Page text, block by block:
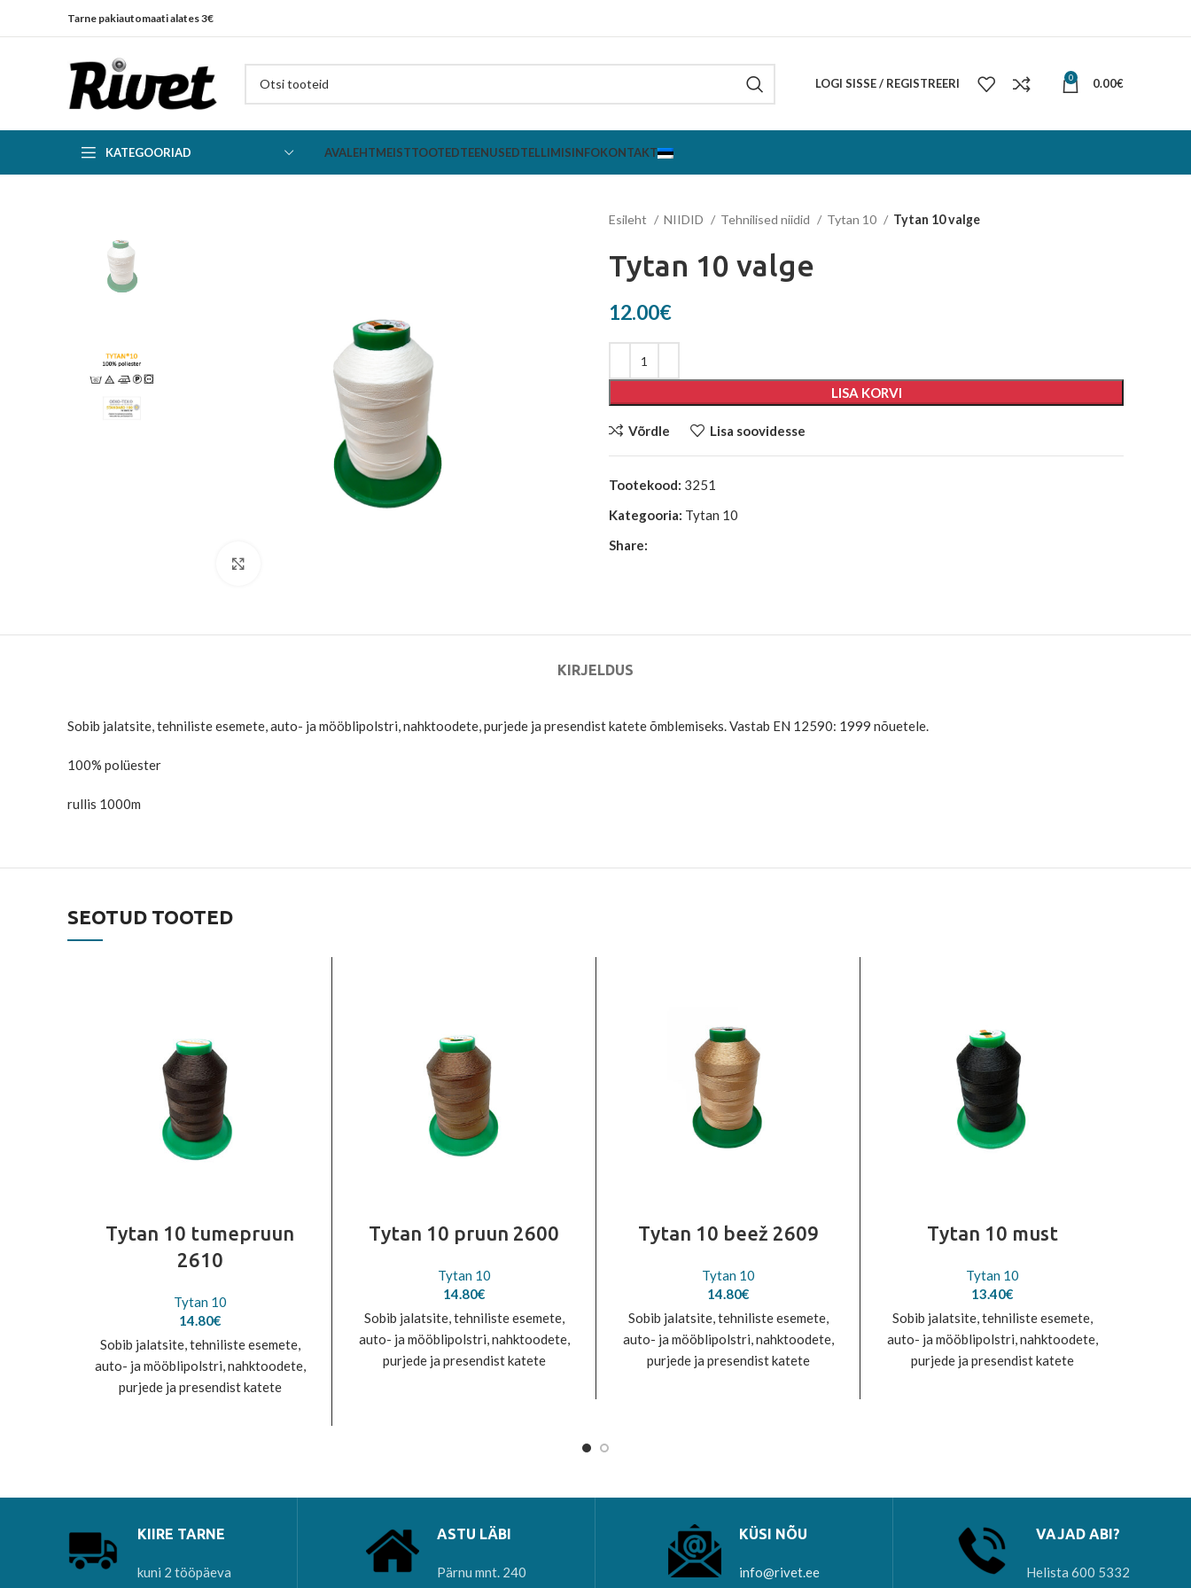
Tarne pakiautomaati alates 3€
LOGI SISSE / REGISTREERI 0 0.00€
KATEGOORIAD AVALEHTMEISTTOOTEDTEENUSEDTELLIMISINFOKONTAKT
Esileht NIIDID Tehnilised niidid Tytan 10 Tytan 10 valge
Tytan 10 valge
12.00€
LISA KORVI
Võrdle Lisa soovidesse
Tootekood: 3251
Kategooria: Tytan 10
Share:
KIRJELDUS
Sobib jalatsite, tehniliste esemete, auto- ja mööblipolstri, nahktoodete, purjede ja presendist katete õmblemiseks. Vastab EN 12590: 1999 nõuetele.
100% polüester
rullis 1000m
SEOTUD TOOTED
Tytan 10 tumepruun
2610
Tytan 10
14.80€
Sobib jalatsite, tehniliste esemete,
auto- ja mööblipolstri, nahktoodete,
purjede ja presendist katete
Tytan 10 pruun 2600
Tytan 10
14.80€
Sobib jalatsite, tehniliste esemete,
auto- ja mööblipolstri, nahktoodete,
purjede ja presendist katete
Tytan 10 beež 2609
Tytan 10
14.80€
Sobib jalatsite, tehniliste esemete,
auto- ja mööblipolstri, nahktoodete,
purjede ja presendist katete
Tytan 10 must
Tytan 10
13.40€
Sobib jalatsite, tehniliste esemete,
auto- ja mööblipolstri, nahktoodete,
purjede ja presendist katete
KIIRE TARNE
kuni 2 tööpäeva
ASTU LÄBI
Pärnu mnt. 240
KÜSI NÕU
info@rivet.ee
VAJAD ABI?
Helista 600 5332